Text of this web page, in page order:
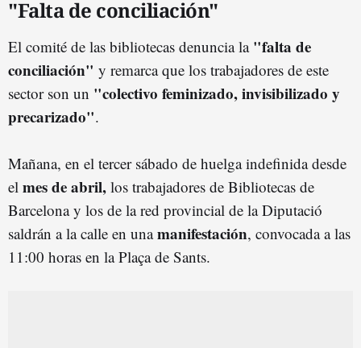
"Falta de conciliación"
El comité de las bibliotecas denuncia la "falta de
conciliación" y remarca que los trabajadores de este
sector son un "colectivo feminizado, invisibilizado y
precarizado".
Mañana, en el tercer sábado de huelga indefinida desde
el mes de abril, los trabajadores de Bibliotecas de
Barcelona y los de la red provincial de la Diputació
saldrán a la calle en unamanifestación, convocada a las
11:00 horas en la Plaça de Sants.